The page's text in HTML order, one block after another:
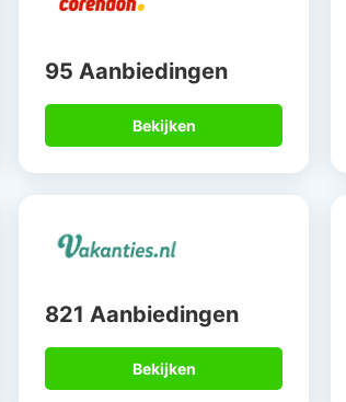
95 Aanbiedingen
Bekijken
821 Aanbiedingen
Bekijken